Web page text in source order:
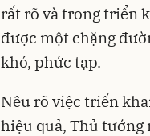
rất rõ và trong triển
được một chặng
khó, phức tạp.
Nêu rõ việc triển
hiệu quả, Thủ tướng